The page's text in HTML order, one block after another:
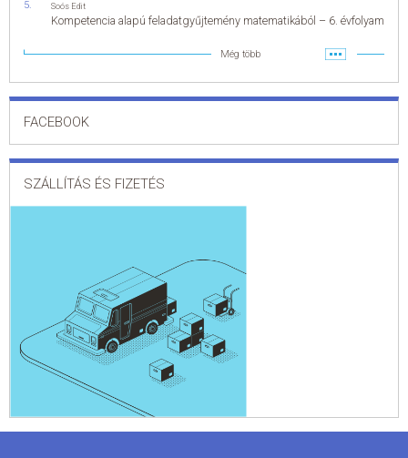
Soós Edit
Kompetencia alapú feladatgyűjtemény matematikából – 6. évfolyam
Még több
FACEBOOK
SZÁLLÍTÁS ÉS FIZETÉS